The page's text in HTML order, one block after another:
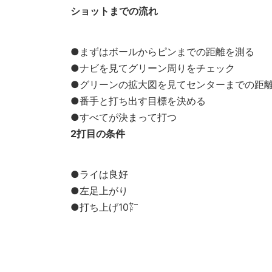
ショットまでの流れ
●まずはボールからピンまでの距離を測る
●ナビを見てグリーン周りをチェック
●グリーンの拡大図を見てセンターまでの距
●番手と打ち出す目標を決める
●すべてが決まって打つ
2打目の条件
●ライは良好
●左足上がり
●打ち上げ10㍎